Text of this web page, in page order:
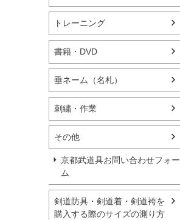
トレーニング
書籍・DVD
垂ネーム（名札）
刺繍・作業
その他
京都武道具お問い合わせフォー
ム
剣道防具・剣道着・剣道袴を
購入する際のサイズの測り方